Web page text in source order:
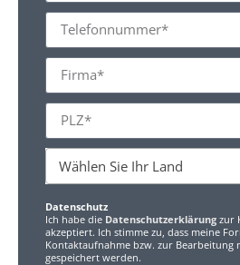
Wählen Sie Ihr Land
Datenschutz
Ich habe die Datenschutzerklärung zur
akzeptiert. Ich stimme zu, dass meine
Kontaktaufnahme bzw. zur Bearbeitung
gespeichert werden.